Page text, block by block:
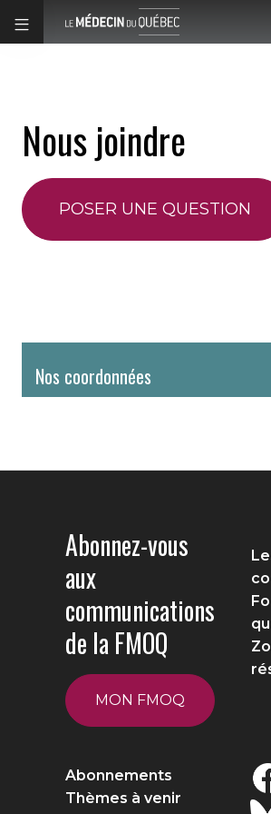
Nous joindre
POSER UNE QUESTION
Nos coordonnées
Abonnez-vous
aux
communications
de la FMOQ
MON FMOQ
Abonnements
Thèmes à venir